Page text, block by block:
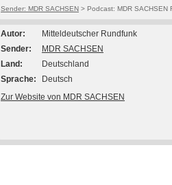
Sender: MDR SACHSEN > Podcast: MDR SACHSEN
Autor
Mitteldeutscher Rundfunk
Sender
MDR SACHSEN
Land
Deutschland
Sprache
Deutsch
Zur Website von MDR SACHSEN